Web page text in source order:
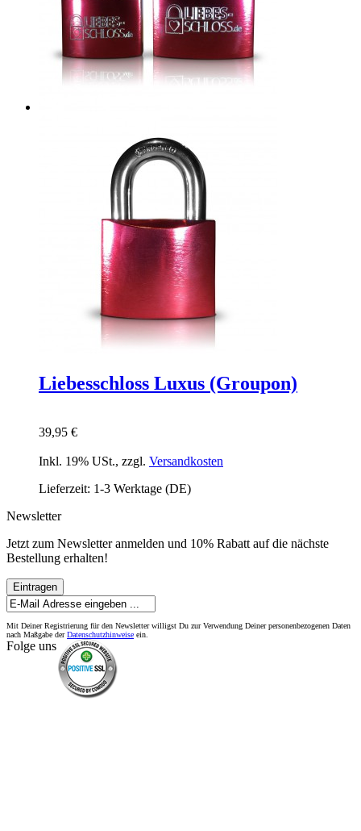
Liebesschloss Luxus (Groupon)
39,95 €
Inkl. 19% USt., zzgl. Versandkosten
Lieferzeit: 1-3 Werktage (DE)
Newsletter
Jetzt zum Newsletter anmelden und 10% Rabatt auf die nächste
Bestellung erhalten!
Eintragen
Mit Deiner Registrierung für den Newsletter willigst Du zur Verwendung Deiner personenbezogenen Daten
nach Maßgabe derDatenschutzhinweise ein.
Folge uns